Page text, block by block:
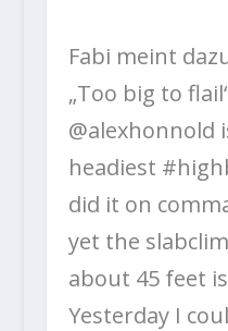
Fabi meint
„Too big to
@alexhonnold
headiest
did it on
yet the
about 45 feet
Yesterday I